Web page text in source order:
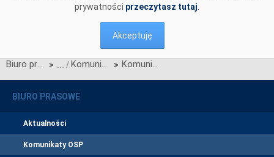
prywatności przeczytasz tutaj
Akceptuję
Biuro prasowe > Komunikaty OSP > Komunikat OSP z dnia 29 czerwca 2011 r.dot. Karty aktualizacji nr CK/1/2011 IRiESP - Warunki korzystania, prowadzenia ruchu, eksploatacji i planowania rozwoju sieci
BIURO PRASOWE
Aktualności
Komunikaty OSP